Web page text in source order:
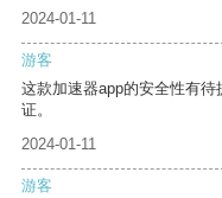
2024-01-11
游客
这款加速器app的安全性有
证。
2024-01-11
游客